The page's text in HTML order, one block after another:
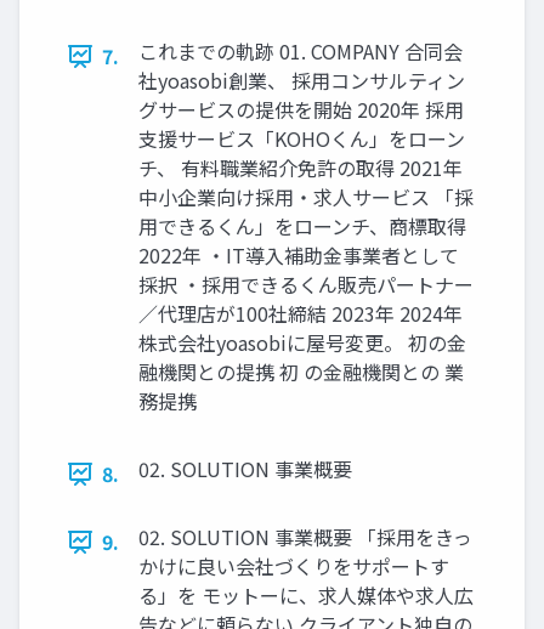
7.
これまでの軌跡 01. COMPANY 合同会
社yoasobi創業、 採⽤コンサルティン
グサービスの提供を開始 2020年 採⽤
⽀援サービス「KOHOくん」をローン
チ、 有料職業紹介免許の取得 2021年
中⼩企業向け採⽤‧求⼈サービス 「採
⽤できるくん」をローンチ、商標取得
2022年 ‧IT導⼊補助⾦事業者として
採択 ‧採⽤できるくん販売パートナー
∕代理店が100社締結 2023年 2024年
株式会社yoasobiに屋号変更。 初の⾦
融機関との提携 初 の金融機関との 業
務提携
8. 02. SOLUTION 事業概要
9.
02. SOLUTION 事業概要 「採⽤をきっ
かけに良い会社づくりをサポートす
る」を モットーに、求⼈媒体や求⼈広